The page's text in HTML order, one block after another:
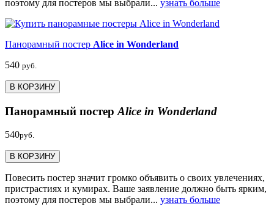
поэтому для постеров мы выбрали... узнать больше
Панорамный постер Alice in Wonderland
540 руб.
В КОРЗИНУ
Панорамный постер Alice in Wonderland
540руб.
В КОРЗИНУ
Повесить постер значит громко объявить о своих увлечениях,
пристрастиях и кумирах. Ваше заявление должно быть ярким,
поэтому для постеров мы выбрали... узнать больше